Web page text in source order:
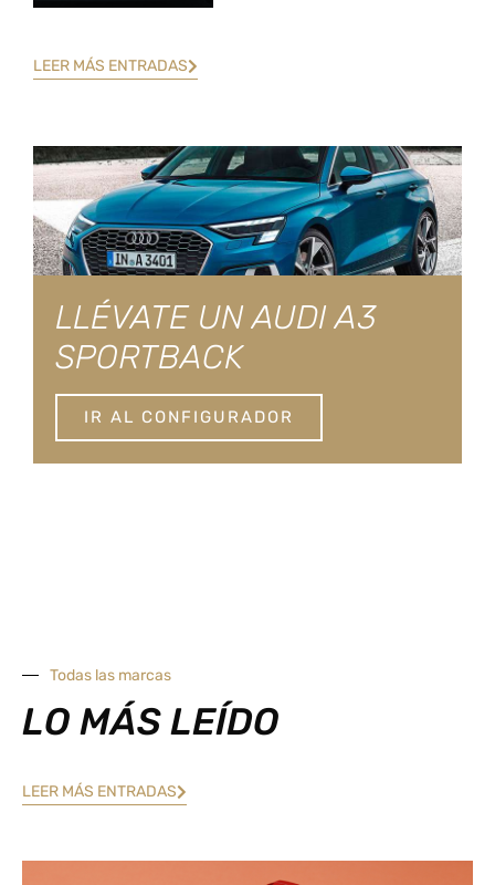
LEER MÁS ENTRADAS
LLÉVATE UN AUDI A3
SPORTBACK
IR AL CONFIGURADOR
Todas las marcas
LO MÁS LEÍDO
LEER MÁS ENTRADAS